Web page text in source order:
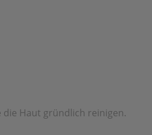
die Haut gründlich reinigen.